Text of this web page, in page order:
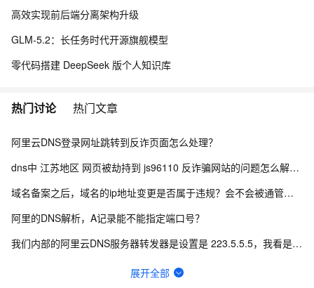
高效实现前后端分离架构升级
GLM-5.2：长任务时代开源旗舰模型
零代码搭建 DeepSeek 版个人知识库
热门讨论 热门文章
阿里云DNS登录网址跳转到反诈页面怎么处理？
dns中 江苏地区 网页被劫持到 js96110 反诈骗网站的问题怎么解决？
域名备案之后，域名的ip地址变更是否属于违规？会不会被通管局扫描成不合规？
阿里的DNS解析，A记录能不能指定端口号？
我们内部的阿里云DNS服务器转发器是设置是 223.5.5.5，我看是有限速了，怎么办？
阿里云DNS这个48小时生效可以加急的嘛？
展开全部